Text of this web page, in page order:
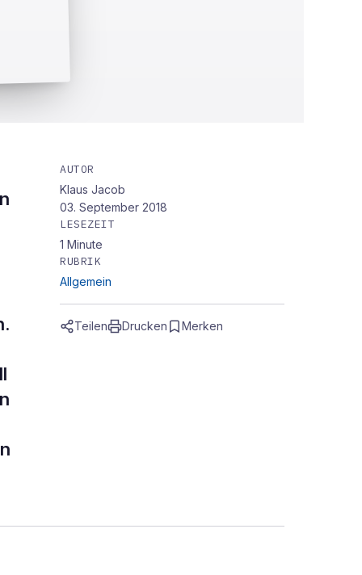
AUTOR
Klaus Jacob
03. September 2018
LESEZEIT
1 Minute
RUBRIK
Allgemein
Teilen Drucken Merken